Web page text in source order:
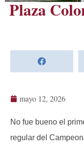
Plaza
mayo 12, 2026
No fue bueno el
regular del